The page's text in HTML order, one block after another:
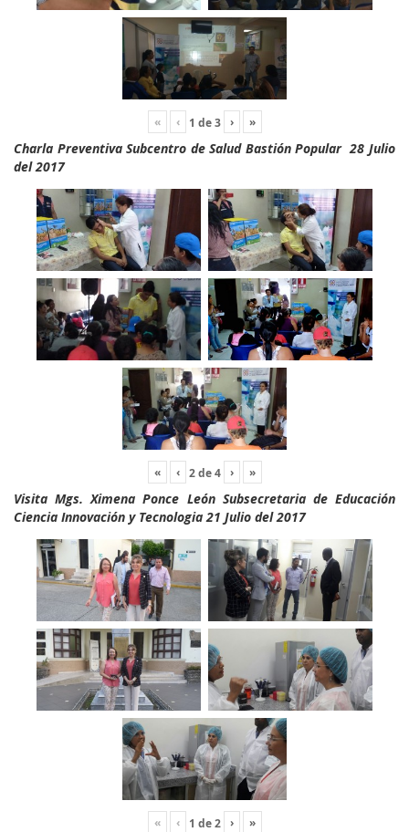
« ‹ 1 de3 › »
Charla Preventiva Subcentro de Salud Bastión Popular 28 Julio
del 2017
« ‹ 2de4 › »
Visita Mgs. Ximena Ponce León Subsecretaria de Educación
Ciencia Innovación y Tecnologia 21 Julio del 2017
« ‹ 1 de2 › »